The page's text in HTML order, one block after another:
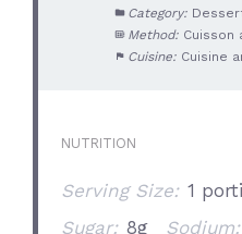
Category:
Method: Cuisson
Cuisine: Cuisine
NUTRITION
Serving Size: 1
Sugar: 8g Sodium: